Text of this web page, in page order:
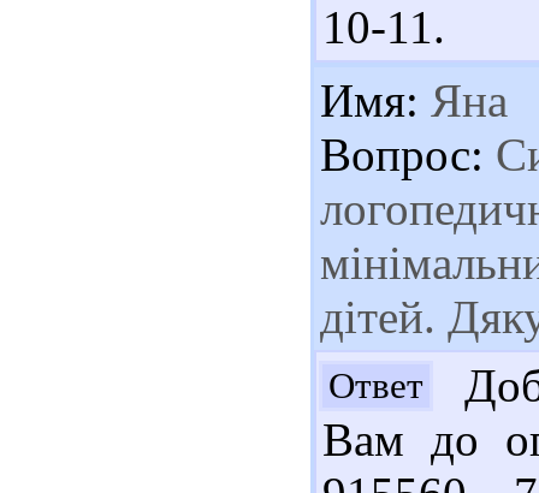
10-11.
Имя: Яна
Вопрос:
дітей.
Ответ
Вам до